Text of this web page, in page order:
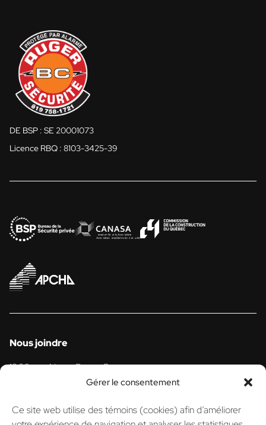
Gérer le consentement
Ce site web utilise des témoins (cookies) afin d’améliorer
DE BSP : SE 20001073
Licence RBQ : 8103-3425-39
Nous joindre
1360, rue Notre-Dame Ouest
Victoriaville (Québec) G6P 7L7
819 758-1721